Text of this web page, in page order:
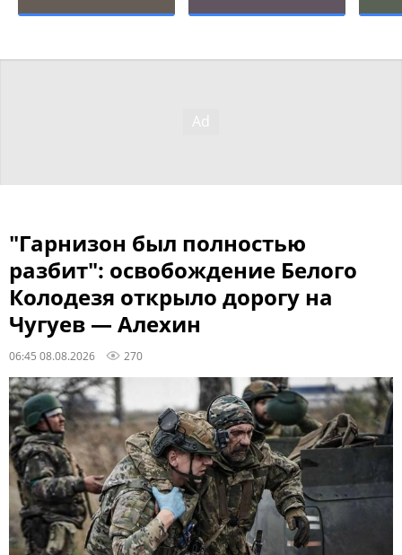
"Гарнизон был полностью
разбит": освобождение Белого
Колодезя открыло дорогу на
Чугуев — Алехин
06:45 08.08.2026 270